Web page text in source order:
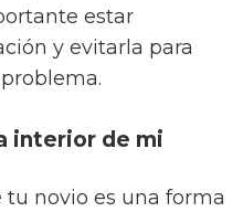
estar
y evitarla para
interior de mi
tu novio es una forma